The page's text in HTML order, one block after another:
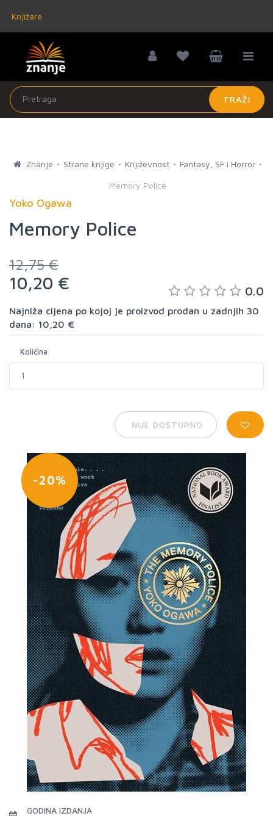
Knjižare
TRAŽI
Znanje Strane knjige Književnost Fantasy, SF i Horror
Memory Police
Yoko Ogawa
Memory Police
12,75 €
10,20 € 0.0
Najniža cijena po kojoj je proizvod prodan u zadnjih 30
dana: 10,20 €
Količina
NIJE DOSTUPNO
-20%
GODINA IZDANJA